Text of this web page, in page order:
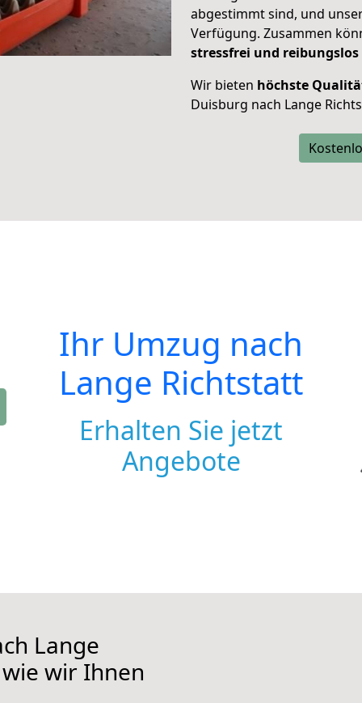
abgestimmt sind, und
Verfügung. Zusammen
stressfrei und reibungslos
Wir bieten höchste
Duisburg nach Lange
Ihr Umzug nach
Lange Richtstatt
Erhalten Sie jetzt
Angebote
Lange
wir Ihnen